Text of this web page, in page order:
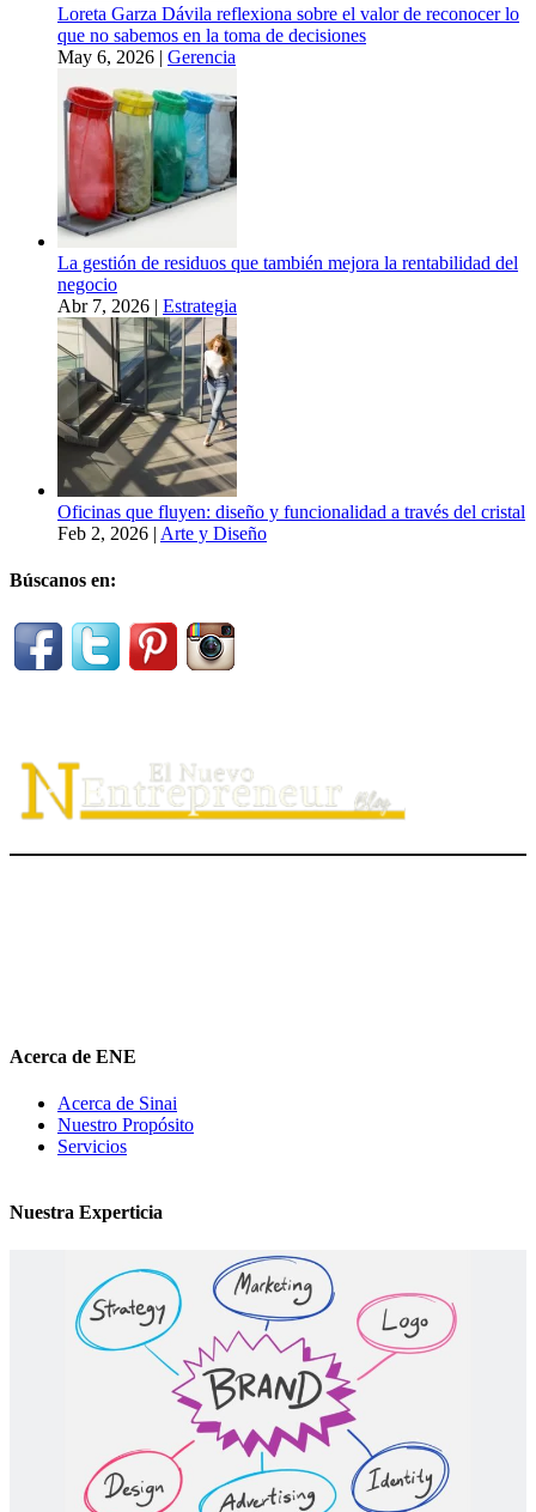
Loreta Garza Dávila reflexiona sobre el valor de reconocer lo
que no sabemos en la toma de decisiones
May 6, 2026 | Gerencia
La gestión de residuos que también mejora la rentabilidad del
negocio
Abr 7, 2026 | Estrategia
Oficinas que fluyen: diseño y funcionalidad a través del cristal
Feb 2, 2026 | Arte y Diseño
Búscanos en:
Acerca de ENE
Acerca de Sinai
Nuestro Propósito
Servicios
Nuestra Experticia